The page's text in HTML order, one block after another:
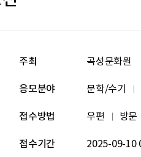
주최 곡성문화원
응모분야 문학/수기
접수방법 우편 방문
접수기간 2025-09-10